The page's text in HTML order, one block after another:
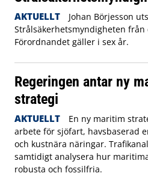
AKTUELLT
Johan Börjesson
Strålsäkerhetsmyndigheten från
Förordnandet gäller i sex år.
Regeringen antar ny
strategi
AKTUELLT
En ny maritim
arbete för sjöfart, havsbaserad
och kustnära näringar.
samtidigt analysera hur
robusta och fossilfria.